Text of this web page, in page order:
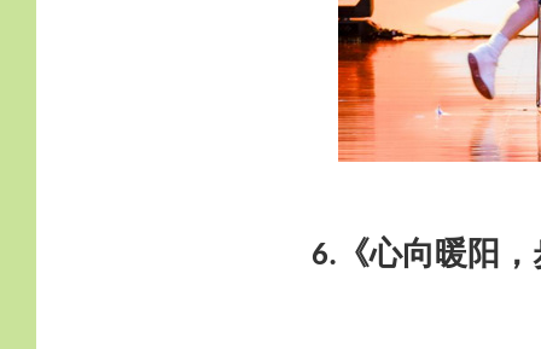
6. 《心向暖阳